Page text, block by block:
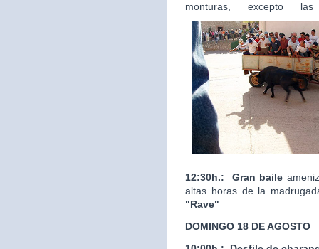
monturas, excepto
12:30h.: Gran baile
altas horas de la
"Rave"
DOMINGO 18 DE AGOSTO